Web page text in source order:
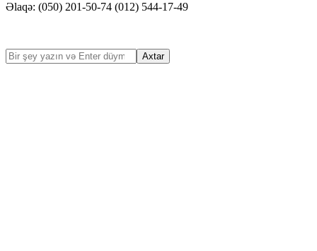
Əlaqə: (050) 201-50-74 (012) 544-17-49